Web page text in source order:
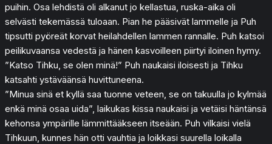
puihin. Osa lehdistä oli alkanut jo kellastua, ruska-aika oli
selvästi tekemässä tuloaan. Pian he pääsivät lammelle ja Puh
tipsutti pyöreät korvat heilahdellen lammen rannalle. Puh katsoi
peilikuvaansa vedestä ja hänen kasvoilleen piirtyi iloinen hymy.
”Katso Tihku, se olen minä!” Puh naukaisi iloisesti ja Tihku
katsahti ystäväänsä huvittuneena.
”Minua sinä et kyllä saa tuonne veteen, se on takuulla jo kylmää
enkä minä osaa uida”, laikukas kissa naukaisi ja vetäisi häntänsä
kehonsa ympärille lämmittääkseen itseään. Puh vilkaisi vielä
Tihkuun, kunnes hän otti vauhtia ja loikkasi suurella loikalla